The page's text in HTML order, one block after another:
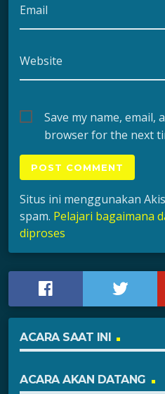
Email
Website
Save my name, email,
browser for the next
Situs ini menggunakan
spam. Pelajari bagaimana
diproses
ACARA SAAT INI
ACARA AKAN DATANG